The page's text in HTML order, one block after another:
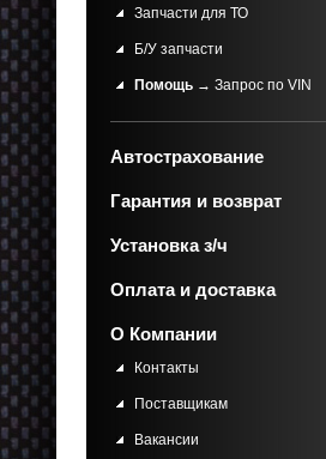
Запчасти для ТО
Б/У запчасти
Помощь → Запрос по VIN
Автострахование
Гарантия и возврат
Установка з/ч
Оплата и доставка
О Компании
Контакты
Поставщикам
Вакансии